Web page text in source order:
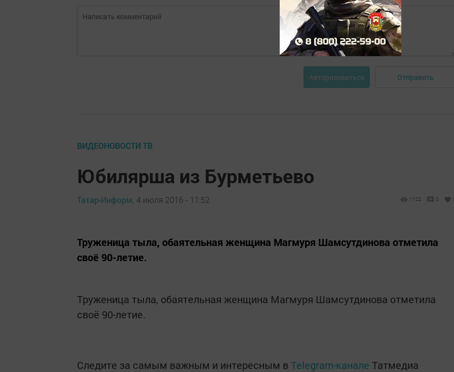
Авторизоваться Отправить
ВИДЕОНОВОСТИ ТВ
Юбилярша из Бурметьево
Татар-Информ, 4 июля 2016 - 11:52 1122 0
Труженица тыла, обаятельная женщина Магмуря Шамсутдинова отметила
своё 90-летие.
Труженица тыла, обаятельная женщина Магмуря Шамсутдинова отметила
своё 90-летие.
Следите за самым важным и интересным в Telegram-канале Татмедиа